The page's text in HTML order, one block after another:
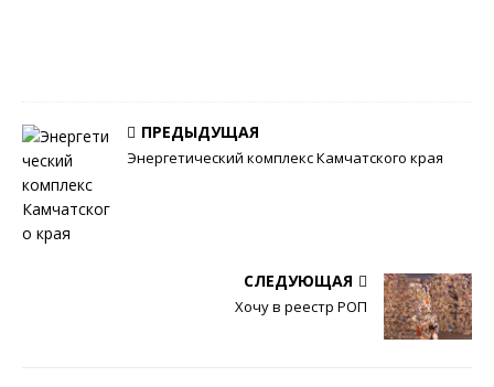
ПРЕДЫДУЩАЯ
Энергетический комплекс Камчатского края
СЛЕДУЮЩАЯ
Хочу в реестр РОП